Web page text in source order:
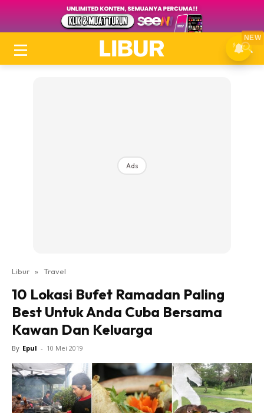
Ads
Libur » Travel
10 Lokasi Bufet Ramadan Paling
Best Untuk Anda Cuba Bersama
Kawan Dan Keluarga
By Epul - 10 Mei 2019
NEW